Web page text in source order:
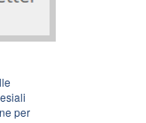
per